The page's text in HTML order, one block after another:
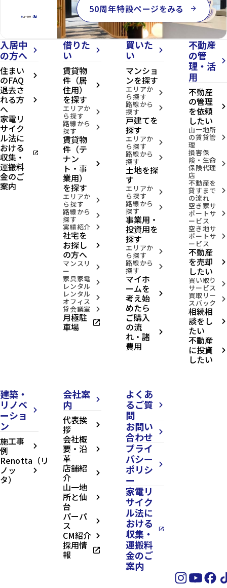
50周年特設ページをみる arrow_forward
入居中
の方へ
arrow_forward_ios
住まい
のFAQ arrow_forward_ios
退去さ
れる方
へ
arrow_forward_ios
家電リ
サイク
ル法に
おける
収集・
運搬料
金のご
案内
open_in_new
借りた
い
arrow_forward_ios
賃貸物
件（居
住用）
を探す
arrow_forward_ios
エリアか
ら探す arrow_forward_ios
路線から
探す arrow_forward_ios
賃貸物
件（テ
ナン
ト・事
業用）
を探す
arrow_forward_ios
エリアか
ら探す arrow_forward_ios
路線から
探す arrow_forward_ios
実績紹介 arrow_forward_ios
社宅を
お探し
の方へ
arrow_forward_ios
マンスリ
ー arrow_forward_ios
家具家電
レンタル arrow_forward_ios
レンタル
オフィス arrow_forward_ios
貸会議室 arrow_forward_ios
月極駐
車場 open_in_new
買いた
い
arrow_forward_ios
マンショ
ンを探す
エリアか
ら探す arrow_forward_ios
路線から
探す arrow_forward_ios
戸建てを
探す
エリアか
ら探す arrow_forward_ios
路線から
探す arrow_forward_ios
土地を探
す
エリアか
ら探す arrow_forward_ios
路線から
探す arrow_forward_ios
事業用・
投資用を
探す
エリアか
ら探す arrow_forward_ios
路線から
探す arrow_forward_ios
マイホ
ームを
考え始
めたら
arrow_forward_ios
ご購入
の流
れ・諸
費用
arrow_forward_ios
不動産
の管
理・活
用
arrow_forward_ios
不動産
の管理
を依頼
したい
arrow_forward_ios
山一地所
の賃貸管
理
arrow_forward_ios
損害保
険・生命
保険代理
店
arrow_forward_ios
不動産を
貸すまで
の流れ
arrow_forward_ios
空き家サ
ポートサ
ービス
arrow_forward_ios
空き地サ
ポートサ
ービス
arrow_forward_ios
不動産
を売却
したい
arrow_forward_ios
買い取り
サービス arrow_forward_ios
買取リー
スバック arrow_forward_ios
相続相
談をし
たい
arrow_forward_ios
不動産
に投資
したい
arrow_forward_ios
建築・
リノベ
ーショ
ン
arrow_forward_ios
施工事
例 arrow_forward_ios
Renotta（リ
ノッ
タ）
arrow_forward_ios
会社案
内
arrow_forward_ios
代表挨
拶 arrow_forward_ios
会社概
要・沿
革
arrow_forward_ios
店舗紹
介 arrow_forward_ios
山一地
所と仙
台
arrow_forward_ios
パーパ
ス arrow_forward_ios
CM紹介 arrow_forward_ios
採用情
報 open_in_new
よくあ
るご質
問
arrow_forward_ios
お問い
合わせ
arrow_forward_ios
プライ
バシー
ポリシ
ー
arrow_forward_ios
家電リ
サイク
ル法に
おける
収集・
運搬料
金のご
案内
open_in_new